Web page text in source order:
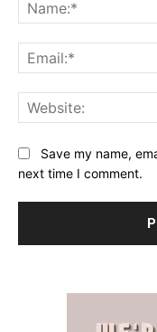
Save my name,
next time I comment.